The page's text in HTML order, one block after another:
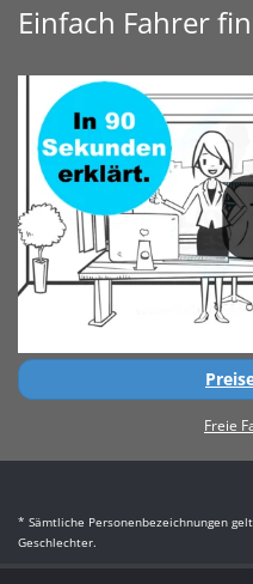
Einfach Fahrer
Freie
* Sämtliche Personenbezeichnungen
Geschlechter.